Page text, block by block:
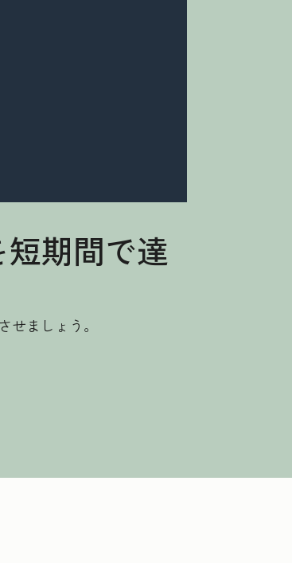
期間で達
ましょう。